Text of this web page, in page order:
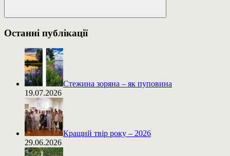
Пошук
Останні публікації
Стежина зоряна – як пуповина
19.07.2026
Кращий твір року – 2026
29.06.2026